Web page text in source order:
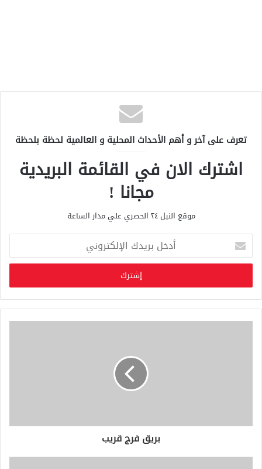
تعرف على آخر و أهم الأحداث المحلية و العالمية لحظة بلحظة
اشترك الان في القائمة البريدية
مجانا !
موقع النيل ٢٤ الحصري علي مدار الساعة
خ
ب
ر
ي
د
ر
ي
بريق فرج قريب